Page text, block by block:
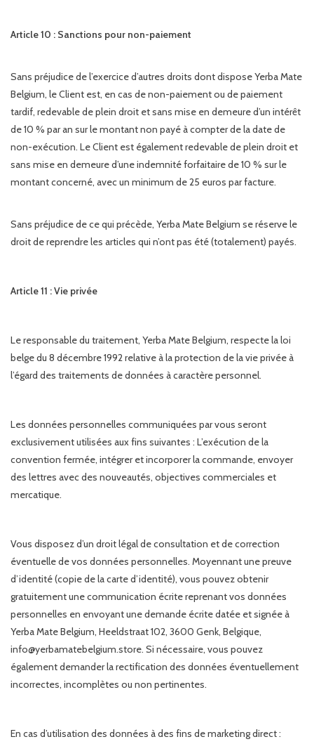
Article 10 : Sanctions pour non-paiement
Sans préjudice de l’exercice d’autres droits dont dispose Yerba Mate
Belgium, le Client est, en cas de non-paiement ou de paiement
tardif, redevable de plein droit et sans mise en demeure d’un intérêt
de 10 % par an sur le montant non payé à compter de la date de
non-exécution. Le Client est également redevable de plein droit et
sans mise en demeure d’une indemnité forfaitaire de 10 % sur le
montant concerné, avec un minimum de 25 euros par facture.
Sans préjudice de ce qui précède, Yerba Mate Belgium se réserve le
droit de reprendre les articles qui n’ont pas été (totalement) payés.
Article 11 : Vie privée
Le responsable du traitement, Yerba Mate Belgium, respecte la loi
belge du 8 décembre 1992 relative à la protection de la vie privée à
l’égard des traitements de données à caractère personnel.
Les données personnelles communiquées par vous seront
exclusivement utilisées aux fins suivantes : L’exécution de la
convention fermée, intégrer et incorporer la commande, envoyer
des lettres avec des nouveautés, objectives commerciales et
mercatique.
Vous disposez d’un droit légal de consultation et de correction
éventuelle de vos données personnelles. Moyennant une preuve
d’identité (copie de la carte d’identité), vous pouvez obtenir
gratuitement une communication écrite reprenant vos données
personnelles en envoyant une demande écrite datée et signée à
Yerba Mate Belgium, Heeldstraat 102, 3600 Genk, Belgique,
info@yerbamatebelgium.store. Si nécessaire, vous pouvez
également demander la rectification des données éventuellement
incorrectes, incomplètes ou non pertinentes.
En cas d’utilisation des données à des fins de marketing direct :